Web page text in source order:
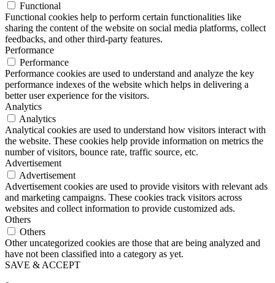
Functional
Functional cookies help to perform certain functionalities like
sharing the content of the website on social media platforms, collect
feedbacks, and other third-party features.
Performance
Performance
Performance cookies are used to understand and analyze the key
performance indexes of the website which helps in delivering a
better user experience for the visitors.
Analytics
Analytics
Analytical cookies are used to understand how visitors interact with
the website. These cookies help provide information on metrics the
number of visitors, bounce rate, traffic source, etc.
Advertisement
Advertisement
Advertisement cookies are used to provide visitors with relevant ads
and marketing campaigns. These cookies track visitors across
websites and collect information to provide customized ads.
Others
Others
Other uncategorized cookies are those that are being analyzed and
have not been classified into a category as yet.
SAVE & ACCEPT